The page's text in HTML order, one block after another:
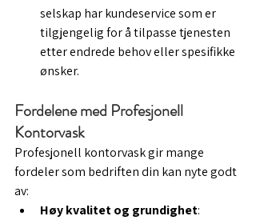
selskap har kundeservice som er
tilgjengelig for å tilpasse tjenesten
etter endrede behov eller spesifikke
ønsker.
Fordelene med Profesjonell
Kontorvask
Profesjonell kontorvask gir mange
fordeler som bedriften din kan nyte godt
av:
Høy kvalitet og grundighet: